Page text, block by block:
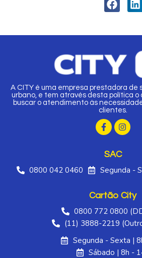
A CITY é uma empresa prestadora de
urbano, e tem através desta política
buscar o atendimento às
clientes.
SAC
0800 042 0460 Segunda -
Cartão City
0800 772 0800
(11) 3888-2219
Segunda - Sexta |
Sábado | 8h -